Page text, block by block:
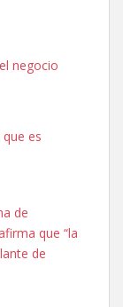
miedo a la
negocio
que es
de
que “la
de